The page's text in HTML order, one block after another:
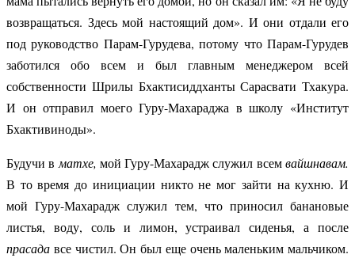
возвращаться. Здесь мой настоящий дом». И они отдали его
под руководство Парам-Гурудева, потому что Парам-Гурудев
заботился обо всем и был главным менеджером всей
собственности Шрилы Бхактисиддханты Сарасвати Тхакура.
И он отправил моего Гуру-Махараджа в школу «Институт
Бхактивиноды».
Будучи в матхе, мой Гуру-Махарадж служил всемвайшнавам.
В то время до инициации никто не мог зайти на кухню. И
мой Гуру-Махарадж служил тем, что приносил банановые
листья, воду, соль и лимон, устраивал сиденья, а после
прасада все чистил. Он был еще очень маленьким мальчиком.